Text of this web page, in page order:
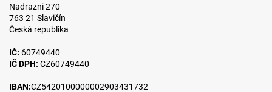
Nadrazni 270
763 21 Slavičín
Česká republika
IČ: 60749440
IČ DPH: CZ60749440
IBAN:CZ5420100000002903431732